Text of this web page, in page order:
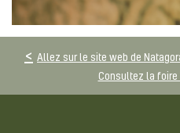
Allez sur le site web de
Consultez la